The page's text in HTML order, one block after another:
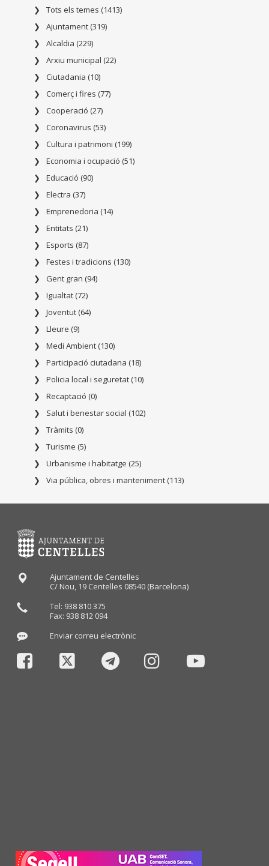
Tots els temes (1413)
Ajuntament (319)
Alcaldia (229)
Arxiu municipal (22)
Ciutadania (10)
Comerç i fires (77)
Cooperació (27)
Coronavirus (53)
Cultura i patrimoni (199)
Economia i ocupació (51)
Educació (90)
Electra (37)
Emprenedoria (14)
Entitats (21)
Esports (87)
Festes i tradicions (130)
Gent gran (94)
Igualtat (72)
Joventut (64)
Lleure (9)
Medi Ambient (130)
Participació ciutadana (18)
Policia local i seguretat (10)
Recaptació (0)
Salut i benestar social (102)
Tràmits (0)
Turisme (5)
Urbanisme i habitatge (25)
Via pública, obres i manteniment (113)
Ajuntament de Centelles
C/ Nou, 19 Centelles 08540 (Barcelona)
Tel: 938 810 375
Fax: 938 812 094
Enviar correu electrònic